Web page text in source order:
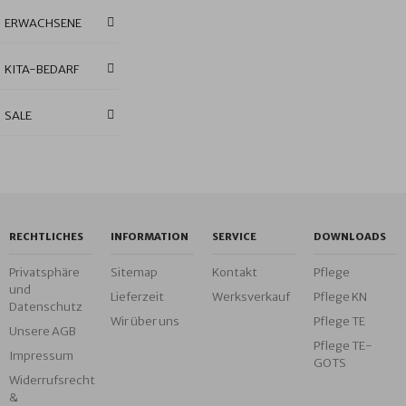
ERWACHSENE
KITA-BEDARF
SALE
RECHTLICHES
Privatsphäre
und
Datenschutz
Unsere AGB
Impressum
Widerrufsrecht
&
INFORMATION
Sitemap
Lieferzeit
Wir über uns
SERVICE
Kontakt
Werksverkauf
DOWNLOADS
Pflege
Pflege KN
Pflege TE
Pflege TE-
GOTS